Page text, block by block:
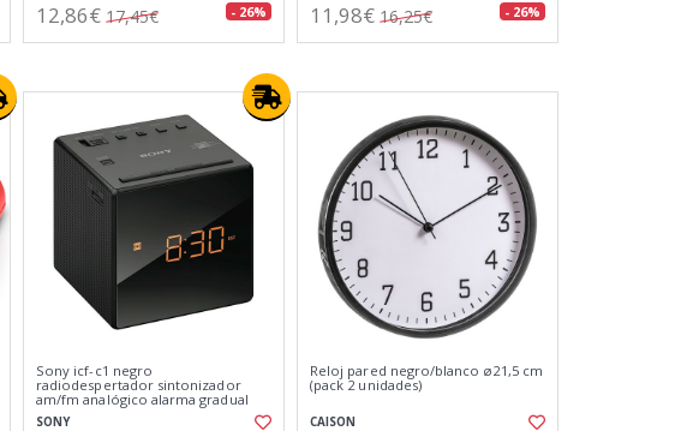
12,86€ 17,45€ - 26% 11,98€ 16,25€ - 26%
Sony icf-c1 negro
radiodespertador sintonizador
am/fm analógico alarma gradual
100mw de potencia
SONY
Reloj pared negro/blanco ø21,5 cm
(pack 2 unidades)
CAISON